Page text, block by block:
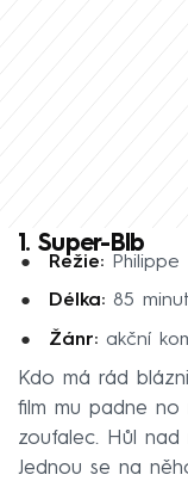
1. Super-Blb
Režie:Philippe
Délka:85 minut
Žánr:akční
Kdo má rád
film mu padne
zoufalec. Hůl nad
Jednou se na